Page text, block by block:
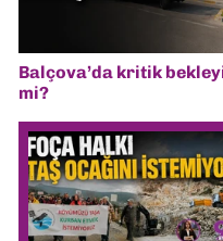
Balçova’da kritik
mi?